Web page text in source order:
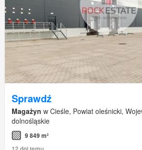
Sprawdź
Magażyn w Cieśle, Powiat oleśnicki,
dolnośląskie
9 849 m²